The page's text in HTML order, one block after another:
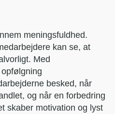
meningsfuldhed.
kan se, at
Med
besked, når
og når en forbedring
skaber motivation og lyst